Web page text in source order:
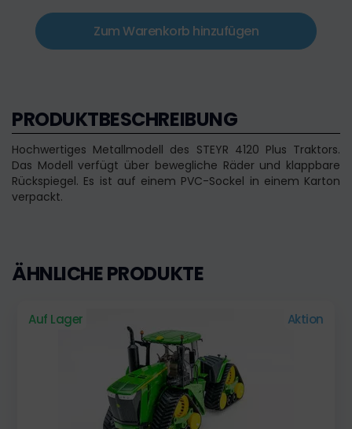
Zum Warenkorb hinzufügen
PRODUKTBESCHREIBUNG
Hochwertiges Metallmodell des STEYR 4120 Plus Traktors.
Das Modell verfügt über bewegliche Räder und klappbare
Rückspiegel. Es ist auf einem PVC-Sockel in einem Karton
verpackt.
ÄHNLICHE PRODUKTE
Auf Lager Aktion